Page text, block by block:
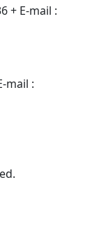
+ E-mail :
mail :